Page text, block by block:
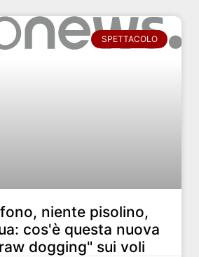
SPETTACOLO
niente pisolino,
cos'è questa nuova
dogging" sui voli